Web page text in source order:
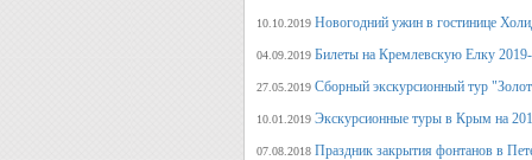
10.10.2019 Новогодний ужин в гостинице
04.09.2019 Билеты на Кремлевскую Елку
27.05.2019 Сборный экскурсионный тур
10.01.2019 Экскурсионные туры в Крым на
07.08.2018 Праздник закрытия фонтанов в